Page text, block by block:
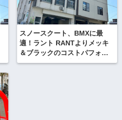
スノースクート、BMXに最
適！ラント RANTよりメッキ
＆ブラックのコストパフォー
マンスの良い最先端ハンドル